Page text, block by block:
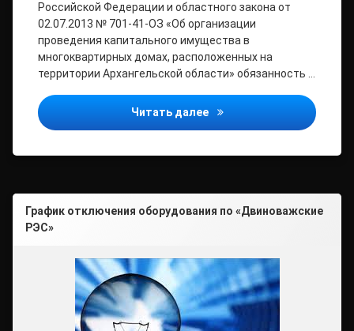
Российской Федерации и областного закона от
02.07.2013 № 701-41-ОЗ «Об организации
проведения капитального имущества в
многоквартирных домах, расположенных на
территории Архангельской области» обязанность …
Читать далее Информация по
График отключения оборудования по «Двиноважские
РЭС»